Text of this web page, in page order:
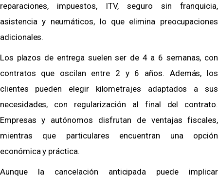
reparaciones, impuestos, ITV, seguro sin franquicia,
asistencia y neumáticos, lo que elimina preocupaciones
adicionales.
Los plazos de entrega suelen ser de 4 a 6 semanas, con
contratos que oscilan entre 2 y 6 años. Además, los
clientes pueden elegir kilometrajes adaptados a sus
necesidades, con regularización al final del contrato.
Empresas y autónomos disfrutan de ventajas fiscales,
mientras que particulares encuentran una opción
económica y práctica.
Aunque la cancelación anticipada puede implicar